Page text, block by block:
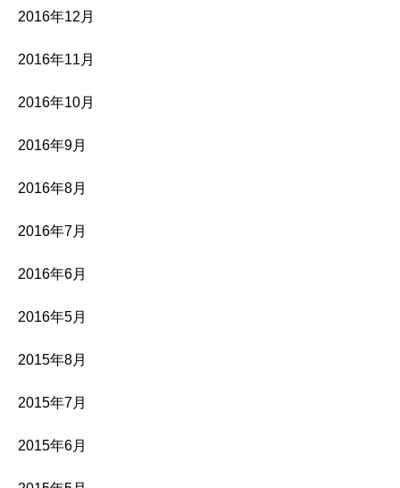
2016年12月
2016年11月
2016年10月
2016年9月
2016年8月
2016年7月
2016年6月
2016年5月
2015年8月
2015年7月
2015年6月